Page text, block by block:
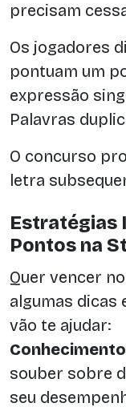
precisam
Os jogadores
pontuam um
expressão
Palavras
O concurso
letra
Estratégias
Pontos na
Quer vencer
algumas dicas
vão te ajudar:
souber sobre
seu